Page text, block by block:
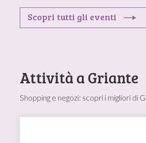
Scopri tutti gli eventi
Attività a Griante
Shopping e negozi: scopri i migliori di